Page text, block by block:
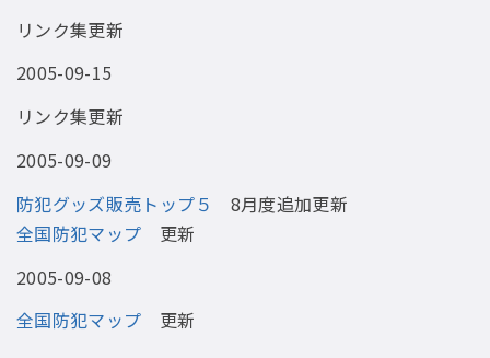
リンク集更新
2005-09-15
リンク集更新
2005-09-09
防犯グッズ販売トップ５
8月度追加更新
全国防犯マップ 更新
2005-09-08
全国防犯マップ 更新